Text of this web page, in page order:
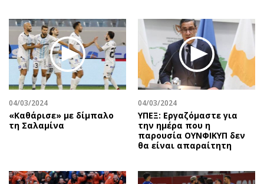
04/03/2024
«Καθάρισε» με δίμπαλο
τη Σαλαμίνα
04/03/2024
ΥΠΕΞ: Εργαζόμαστε για
την ημέρα που η
παρουσία ΟΥΝΦΙΚΥΠ δεν
θα είναι απαραίτητη